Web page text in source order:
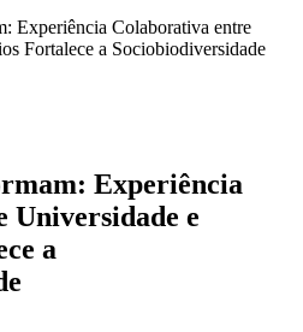
Experiência Colaborativa entre
Fortalece a Sociobiodiversidade
Experiência
Universidade e
a